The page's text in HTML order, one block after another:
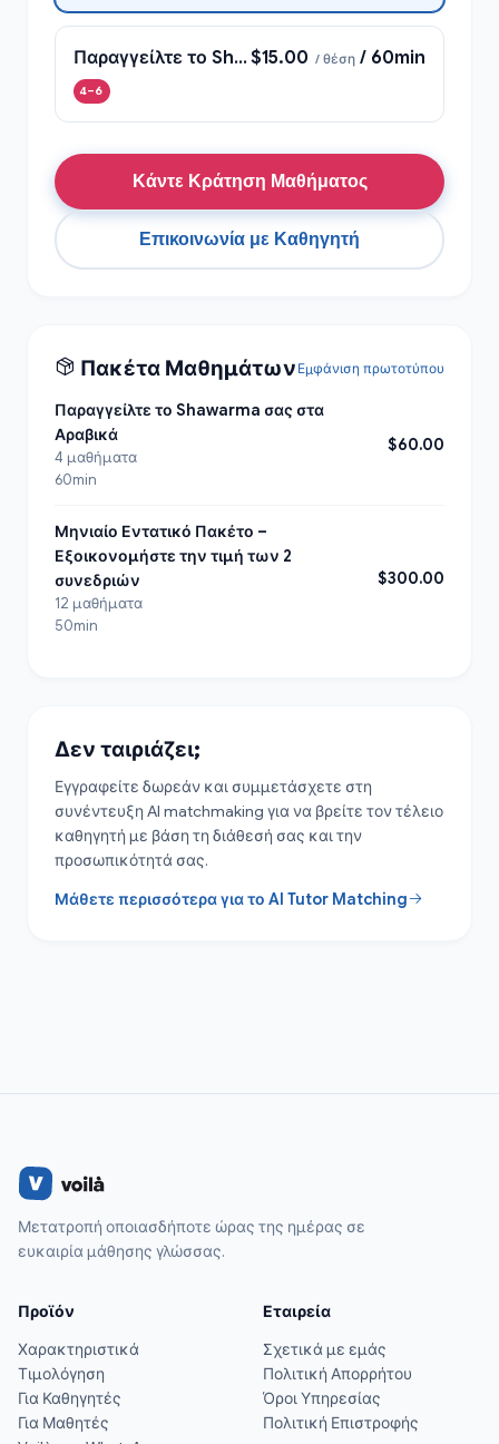
Παραγγείλτε το Shawarma σας στα Αραβικά $15.00 / θέση / 60min
4–6
Κάντε Κράτηση Μαθήματος
Επικοινωνία με Καθηγητή
Πακέτα Μαθημάτων Εμφάνιση πρωτοτύπου
Παραγγείλτε το Shawarma σας στα
Αραβικά
4 μαθήματα
60min
$60.00
Μηνιαίο Εντατικό Πακέτο –
Εξοικονομήστε την τιμή των 2
συνεδριών
12 μαθήματα
50min
$300.00
Δεν ταιριάζει;
Εγγραφείτε δωρεάν και συμμετάσχετε στη
συνέντευξη AI matchmaking για να βρείτε τον τέλειο
καθηγητή με βάση τη διάθεσή σας και την
προσωπικότητά σας.
Μάθετε περισσότερα για το AI Tutor Matching
Μετατροπή οποιασδήποτε ώρας της ημέρας σε
ευκαιρία μάθησης γλώσσας.
Προϊόν
Χαρακτηριστικά
Τιμολόγηση
Για Καθηγητές
Για Μαθητές
Εταιρεία
Σχετικά με εμάς
Πολιτική Απορρήτου
Όροι Υπηρεσίας
Πολιτική Επιστροφής